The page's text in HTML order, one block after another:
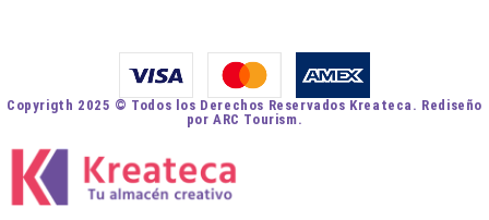
Copyrigth 2025 © Todos los Derechos Reservados Kreateca. Rediseño
por ARC Tourism.